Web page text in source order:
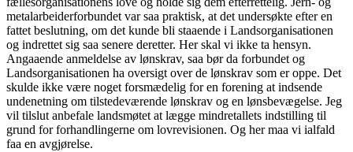
metalarbeiderforbundet var saa praktisk, at det undersøkte efter en
fattet beslutning, om det kunde bli staaende i Landsorganisationen
og indrettet sig saa senere deretter. Her skal vi ikke ta hensyn.
Angaaende anmeldelse av lønskrav, saa bør da forbundet og
Landsorganisationen ha oversigt over de lønskrav som er oppe. Det
skulde ikke være noget forsmædelig for en forening at indsende
undenetning om tilstedeværende lønskrav og en lønsbevægelse. Jeg
vil tilslut anbefale landsmøtet at lægge mindretallets indstilling til
grund for forhandlingerne om lovrevisionen. Og her maa vi ialfald
faa en avgjørelse.